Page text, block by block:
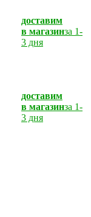
доставим
в магазинза 1-
3 дня
доставим
в магазинза 1-
3 дня